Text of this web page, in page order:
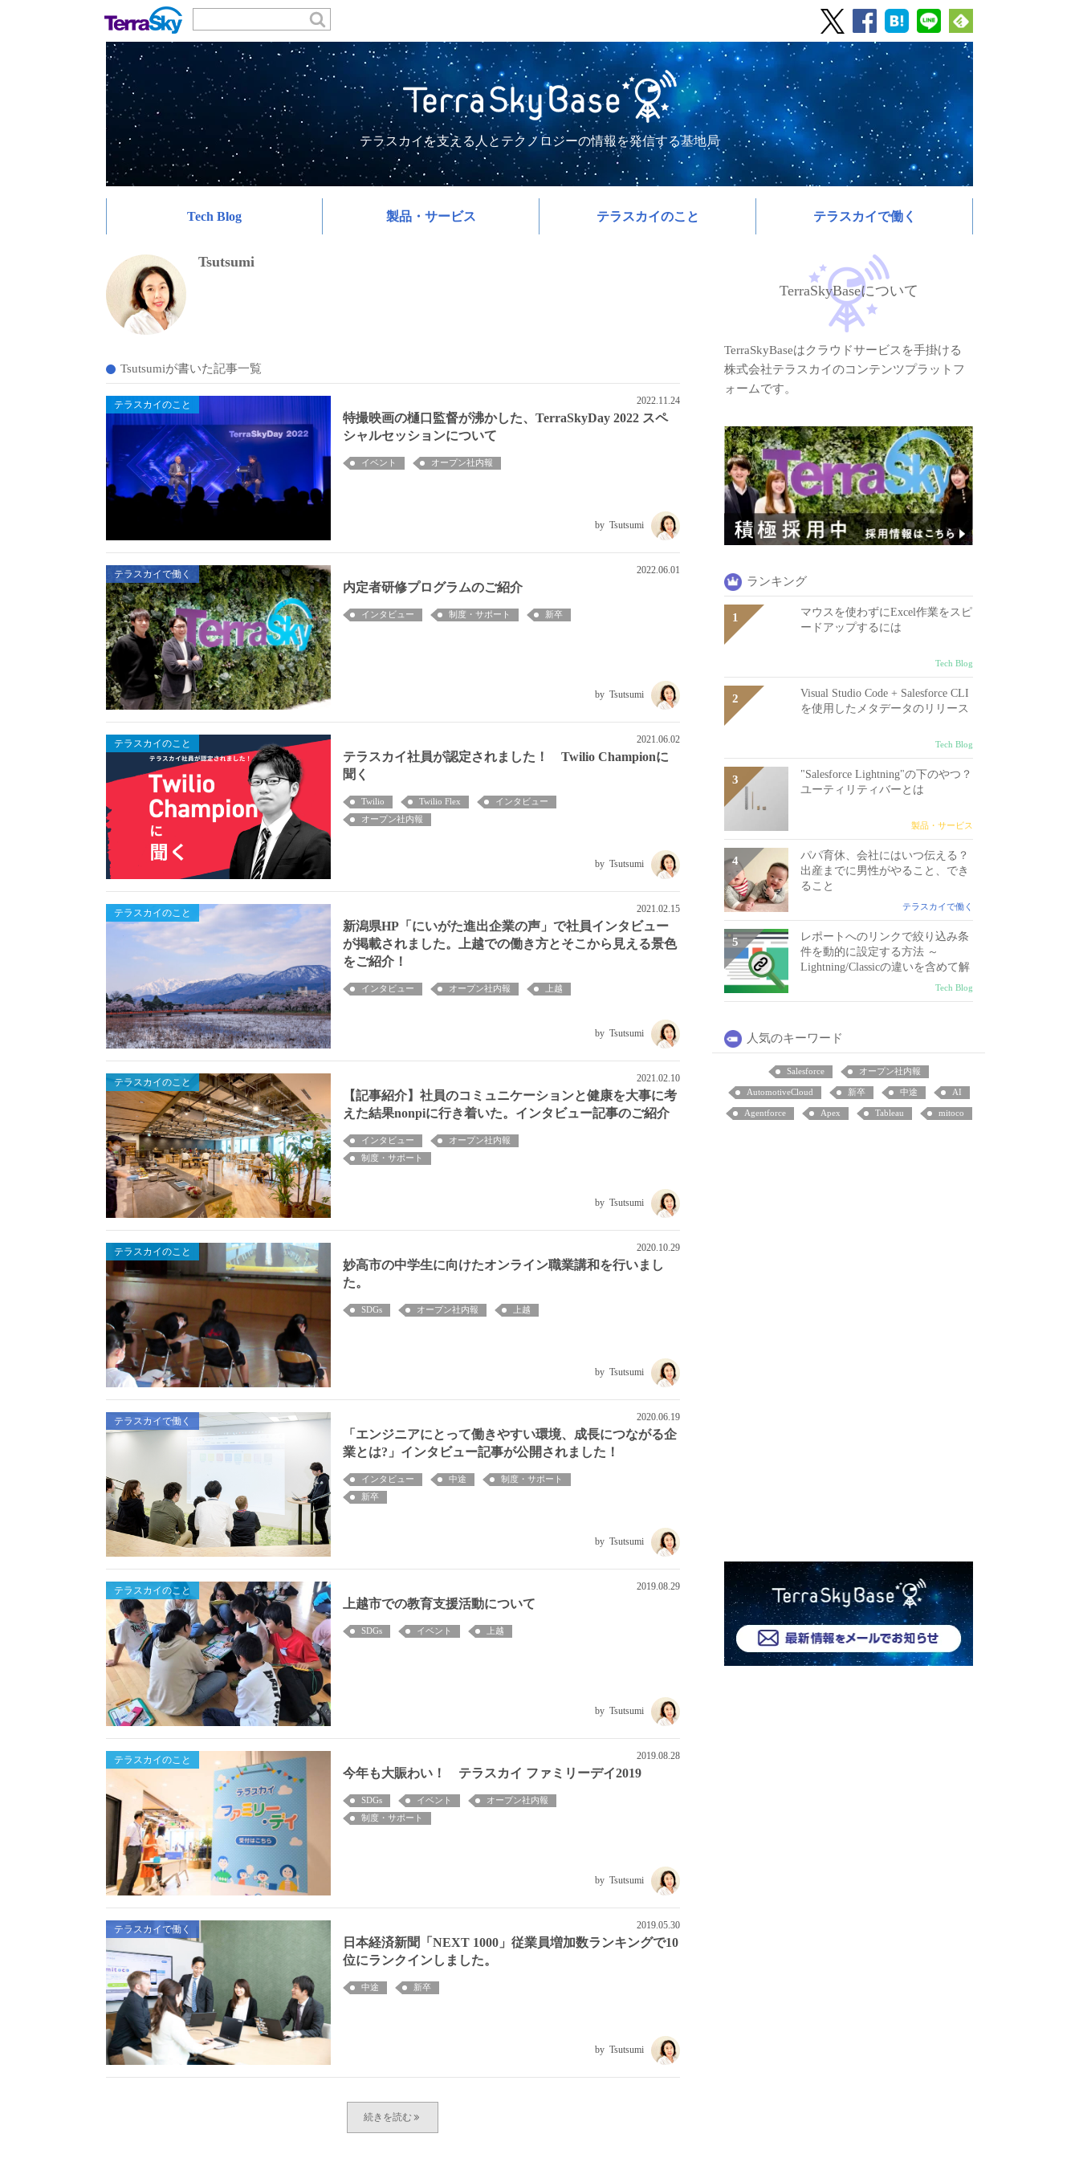
テラスカイを支える人とテクノロジーの情報を発信する基地局
Tech Blog 製品・サービス テラスカイのこと テラスカイで働く
Tsutsumi
Tsutsumiが書いた記事一覧
テラスカイのこと 2022.11.24
特撮映画の樋口監督が沸かした、TerraSkyDay 2022 スペ
シャルセッションについて
イベント オープン社内報
Tsutsumi
テラスカイで働く 2022.06.01
内定者研修プログラムのご紹介
インタビュー 制度・サポート 新卒
Tsutsumi
テラスカイのこと 2021.06.02
テラスカイ社員が認定されました！ Twilio Championに
聞く
Twilio Twilio Flex
インタビュー
オープン社内報
Tsutsumi
テラスカイのこと 2021.02.15
新潟県HP「にいがた進出企業の声」で社員インタビュー
が掲載されました。上越での働き方とそこから見える景色
をご紹介！
インタビュー オープン社内報 上越
Tsutsumi
テラスカイのこと 2021.02.10
【記事紹介】社員のコミュニケーションと健康を大事に考
えた結果nonpiに行き着いた。インタビュー記事のご紹介
インタビュー
オープン社内報
制度・サポート
Tsutsumi
テラスカイのこと 2020.10.29
妙高市の中学生に向けたオンライン職業講和を行いまし
た。
SDGs オープン社内報 上越
Tsutsumi
テラスカイで働く 2020.06.19
「エンジニアにとって働きやすい環境、成長につながる企
業とは?」インタビュー記事が公開されました！
インタビュー 中途
制度・サポート
新卒
Tsutsumi
テラスカイのこと 2019.08.29
上越市での教育支援活動について
SDGs イベント 上越
Tsutsumi
テラスカイのこと 2019.08.28
今年も大賑わい！ テラスカイ ファミリーデイ2019
SDGs イベント
オープン社内報
制度・サポート
Tsutsumi
テラスカイで働く 2019.05.30
日本経済新聞「NEXT 1000」従業員増加数ランキングで10
位にランクインしました。
中途 新卒
Tsutsumi
TerraSkyBaseについて
TerraSkyBaseはクラウドサービスを手掛ける
株式会社テラスカイのコンテンツプラットフ
ォームです。
ランキング
マウスを使わずにExcel作業をスピ
ードアップするには
Tech Blog
Visual Studio Code + Salesforce CLI
を使用したメタデータのリリース
Tech Blog
"Salesforce Lightning"の下のやつ？
ユーティリティバーとは
製品・サービス
パパ育休、会社にはいつ伝える？
出産までに男性がやること、でき
ること
テラスカイで働く
レポートへのリンクで絞り込み条
件を動的に設定する方法 ～
Lightning/Classicの違いを含めて解
Tech Blog
人気のキーワード
Salesforce オープン社内報
AutomotiveCloud 新卒 中途 AI
Agentforce Apex Tableau mitoco